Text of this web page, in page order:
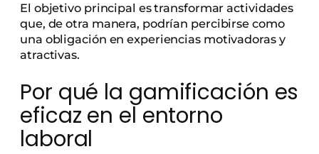
El objetivo principal es transformar actividades
que, de otra manera, podrían percibirse como
una obligación en experiencias motivadoras y
atractivas.
Por qué la gamificación es
eficaz en el entorno
laboral